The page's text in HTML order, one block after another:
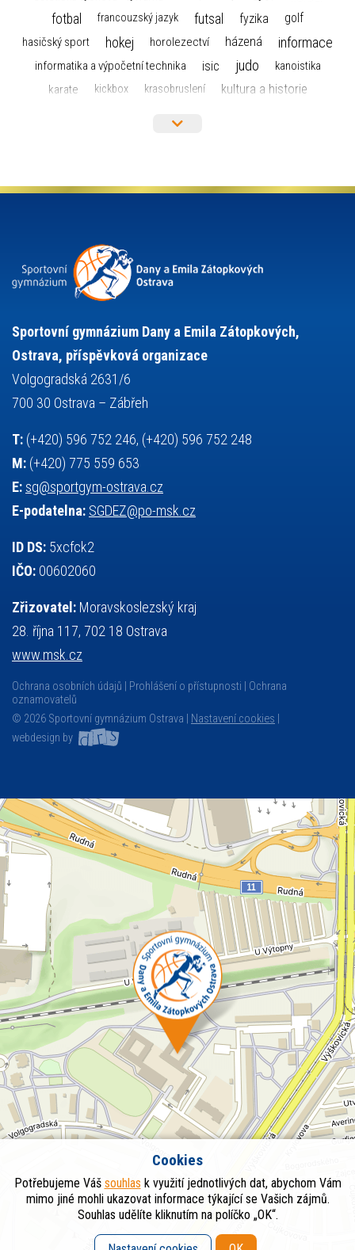
fotbal francouzský jazyk futsal fyzika golf
hasičský sport hokej horolezectví házená informace
informatika a výpočetní technika isic judo
kanoistika
karate
kickbox krasobruslení
kultura a historie
olympiáda dětí a mládeže organizace plavání
snowboarding
sportovní gymnastika sportovní lezení
stolní tenis střelba
teorie sportovní přípravy
tělesná výchova
událost
volejbal
vybavení vysvědčení vzpírání
výuka všesportovní výcvikový kurz
základy společenských věd
Sportovní gymnázium Dany a Emila Zátopkových,
Ostrava, příspěvková organizace
Volgogradská 2631/6
700 30 Ostrava – Zábřeh
T: (+420) 596 752 246, (+420) 596 752 248
M: (+420) 775 559 653
E: sg@sportgym-ostrava.cz
E-podatelna: SGDEZ@po-msk.cz
ID DS: 5xcfck2
IČO: 00602060
Zřizovatel: Moravskoslezský kraj
28. října 117, 702 18 Ostrava
www.msk.cz
Ochrana osobních údajů Prohlášení o přístupnosti
Ochrana
oznamovatelů
© 2026 Sportovní gymnázium Ostrava |
Nastavení cookies
webdesign by
Cookies
Potřebujeme Váš souhlas k využití jednotlivých dat, abychom Vám
mimo jiné mohli ukazovat informace týkající se Vašich zájmů.
Souhlas udělíte kliknutím na políčko „OK“.